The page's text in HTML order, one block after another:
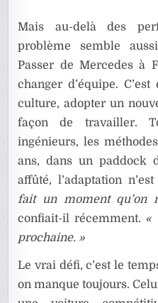
Mais au-delà des
problème semble
Passer de Mercedes à
changer d’équipe.
culture, adopter un
façon de travailler.
ingénieurs, les
ans, dans un paddock
affûté, l’adaptation
fait un moment qu’on
confiait-il récemment. «
prochaine. »
Le vrai défi, c’est le
on manque toujours.